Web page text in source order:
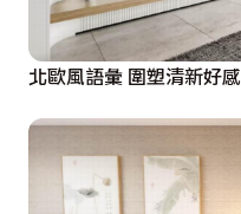
北歐風語彙 圍塑清新好